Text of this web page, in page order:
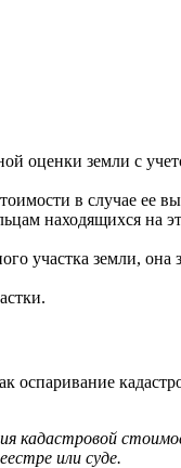
оценки земли с
в случае ее
находящихся на
участка земли,
оспаривание
кадастровой
или суде.